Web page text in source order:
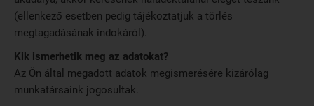
(ellenkező esetben pedig tájékoztatjuk a törlés
megtagadásának indokáról).
Kik ismerhetik meg az adatokat?
Az Ön által megadott adatok megismerésére kizárólag
munkatársaink jogosultak.